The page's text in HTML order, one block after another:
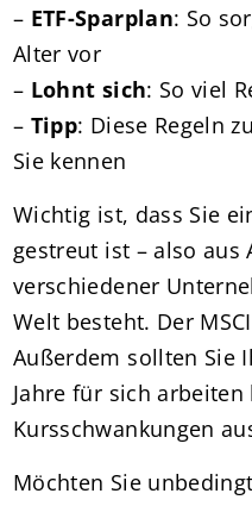
– ETF-Sparplan: So
Alter vor
– Lohnt sich: So viel
– Tipp: Diese Regeln
Sie kennen
Wichtig ist, dass Sie
gestreut ist – also aus
verschiedener
Welt besteht. Der
Außerdem sollten Sie
Jahre für sich arbeiten
Kursschwankungen
Möchten Sie